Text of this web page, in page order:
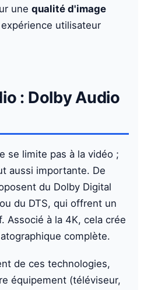
une qualité d'image
utilisateur
: Dolby Audio
se limite pas à la vidéo ;
aussi importante. De
du Dolby Digital
du DTS, qui offrent un
Associé à la 4K, cela crée
complète.
de ces technologies,
équipement (téléviseur,